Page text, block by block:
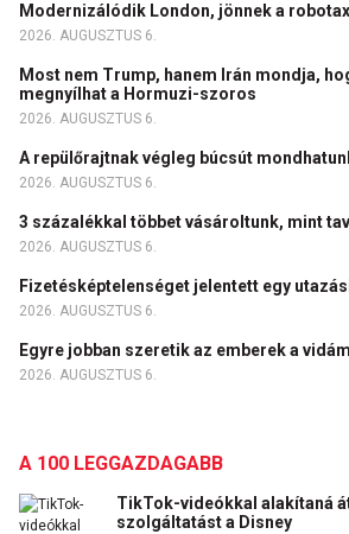
Modernizálódik London, jönnek a
2026. AUGUSZTUS 6.
Most nem Trump, hanem Irán mondja,
megnyílhat a Hormuzi-szoros
2026. AUGUSZTUS 6.
A repülőrajtnak végleg búcsút
2026. AUGUSZTUS 6.
3 százalékkal többet vásároltunk, mint
2026. AUGUSZTUS 6.
Fizetésképtelenséget jelentett egy
2026. AUGUSZTUS 6.
Egyre jobban szeretik az emberek a
2026. AUGUSZTUS 6.
A 100 LEGGAZDAGABB
TikTok-videókkal alakítaná
szolgáltatást a Disney